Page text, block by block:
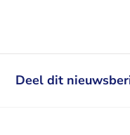
Deel dit